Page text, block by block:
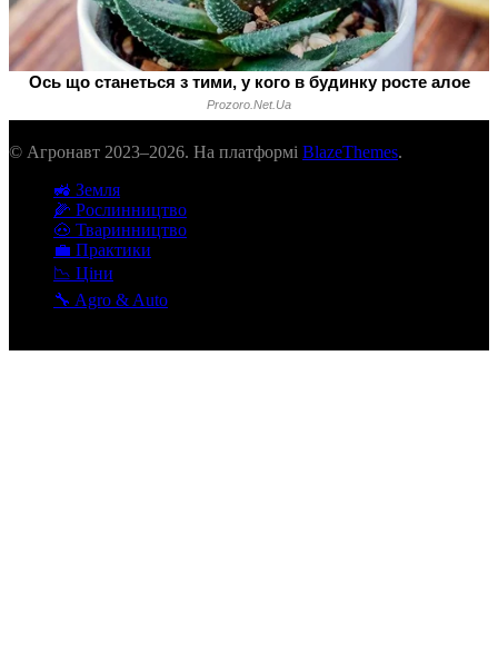
© Агронавт 2023–2026. На платформі BlazeThemes.
🚜 Земля
🌽 Рослинництво
🐽 Тваринництво
💼 Практики
📉 Ціни
🔧 Agro & Auto